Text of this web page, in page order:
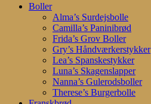
Close
Boller
Alma’s Surdejsbolle
Camilla’s Paninibrød
Frida’s Grov Boller
Gry’s Håndværkerstykker
Lea’s Spanskestykker
Luna’s Skagenslapper
Nanna’s Gulerodsboller
Therese’s Burgerbolle